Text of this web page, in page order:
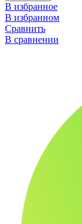
В избранное
В избранном
Сравнить
В сравнении